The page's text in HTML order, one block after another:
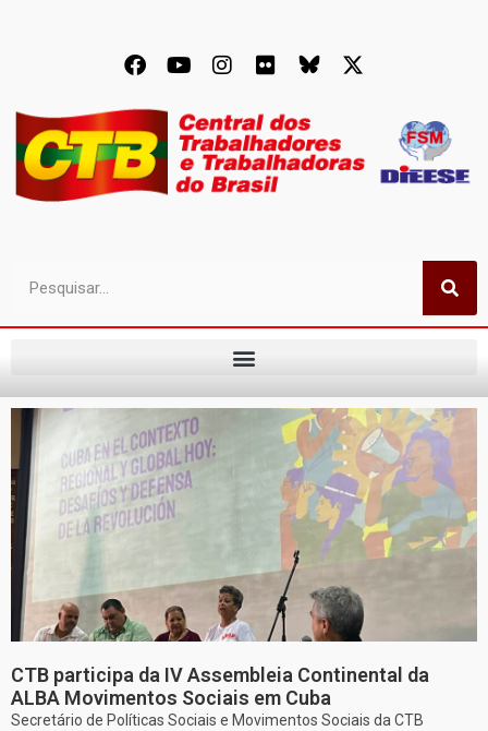
CTB participa da IV Assembleia Continental da
ALBA Movimentos Sociais em Cuba
Secretário de Políticas Sociais e Movimentos Sociais da CTB